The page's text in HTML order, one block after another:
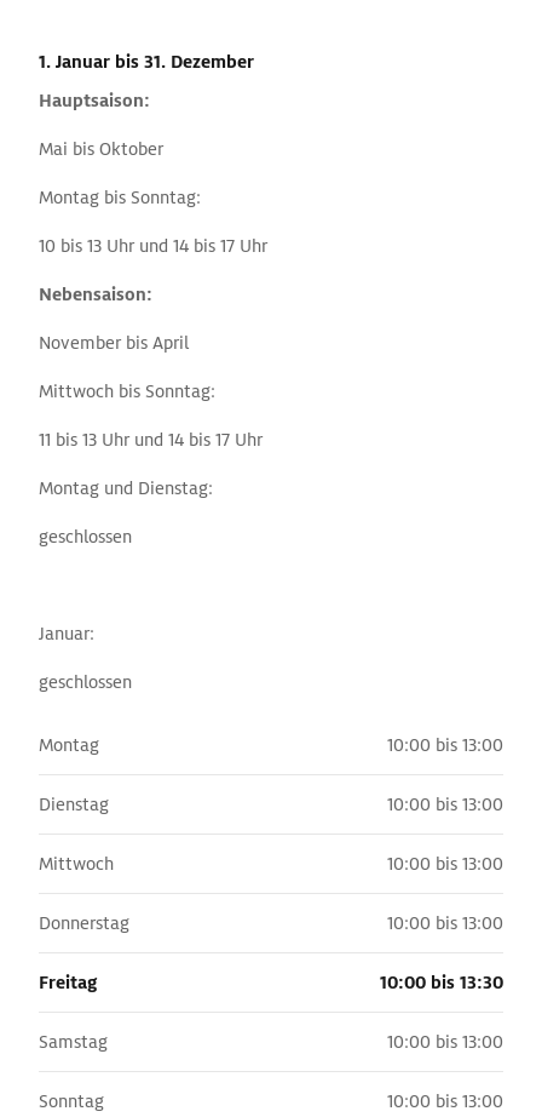
1. Januar bis 31. Dezember
Hauptsaison:
Mai bis Oktober
Montag bis Sonntag:
10 bis 13 Uhr und 14 bis 17 Uhr
Nebensaison:
November bis April
Mittwoch bis Sonntag:
11 bis 13 Uhr und 14 bis 17 Uhr
Montag und Dienstag:
geschlossen
Januar:
geschlossen
Montag 10:00 bis 13:00
Dienstag 10:00 bis 13:00
Mittwoch 10:00 bis 13:00
Donnerstag 10:00 bis 13:00
Freitag 10:00 bis 13:30
Samstag 10:00 bis 13:00
Sonntag 10:00 bis 13:00